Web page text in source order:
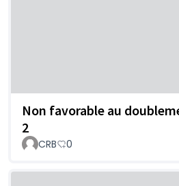
Non favorable au
2
CRB 0